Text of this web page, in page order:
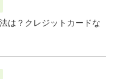
は？クレジットカードな